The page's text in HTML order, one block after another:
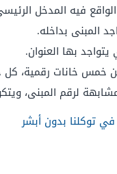
فيه المدخل
المبنى بداخله.
بها العنوان.
خمس خانات رقمية، كل
لرقم المبنى،
توكلنا بدون أبشر